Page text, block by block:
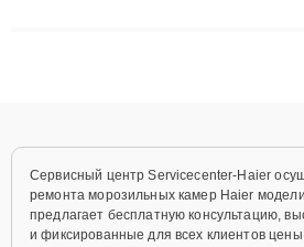
Сервисный центр Servicecenter-Haier
ремонта морозильных камер Haier
предлагает бесплатную консультацию,
и фиксированные для всех клиентов